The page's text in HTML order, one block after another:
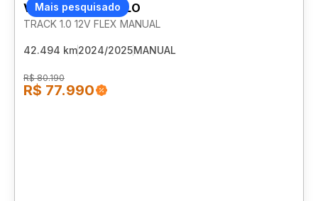
Mais pesquisado
VOLKSWAGEN POLO
TRACK 1.0 12V FLEX MANUAL
42.494 km2024/2025MANUAL
R$ 80.190
R$ 77.990